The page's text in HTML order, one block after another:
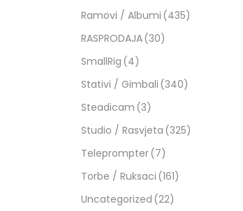
Ramovi / Albumi (435)
RASPRODAJA(30)
SmallRig (4)
Stativi / Gimbali (340)
Steadicam (3)
Studio / Rasvjeta (325)
Teleprompter(7)
Torbe / Ruksaci (161)
Uncategorized (22)